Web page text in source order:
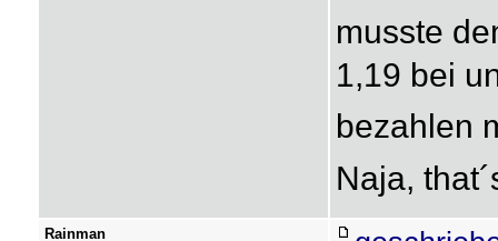
musste
1,19 bei
bezahlen
Naja,
Rainman